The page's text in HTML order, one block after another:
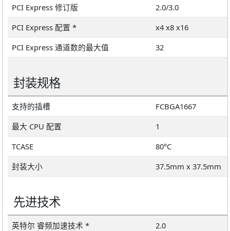
PCI Express 修订版
2.0/3.0
PCI Express 配置 *
x4 x8 x16
PCI Express 通道数的最大值
32
封装规格
支持的插槽
FCBGA1667
最大 CPU 配置
1
TCASE
80°C
封装大小
37.5mm x 37.5mm
先进技术
英特尔 睿频加速技术 *
2.0